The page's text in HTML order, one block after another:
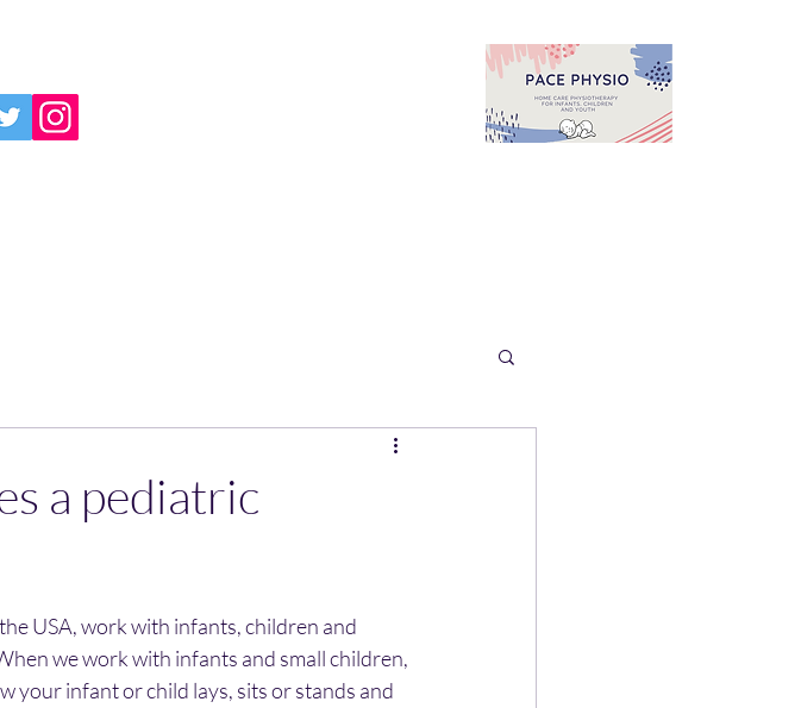
a pediatric
USA, work with infants, children and
we work with infants and small children,
your infant or child lays, sits or stands and